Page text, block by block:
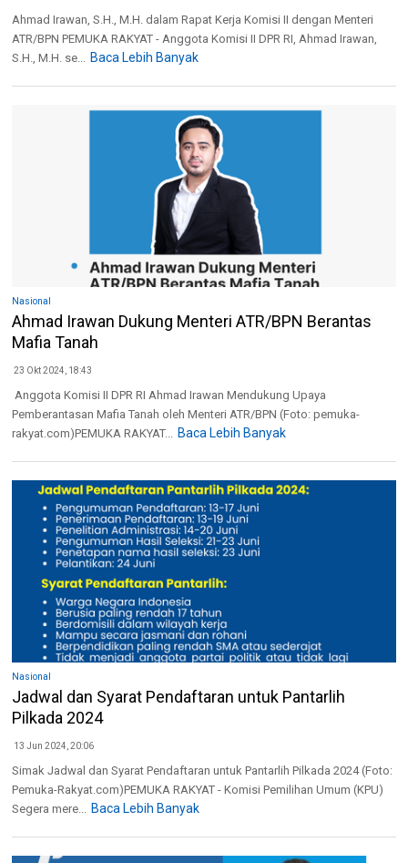
Ahmad Irawan, S.H., M.H. dalam Rapat Kerja Komisi II dengan Menteri
ATR/BPN PEMUKA RAKYAT - Anggota Komisi II DPR RI, Ahmad Irawan,
S.H., M.H. se... Baca Lebih Banyak
Nasional
Ahmad Irawan Dukung Menteri ATR/BPN Berantas
Mafia Tanah
23 Okt 2024, 18:43
Anggota Komisi II DPR RI Ahmad Irawan Mendukung Upaya
Pemberantasan Mafia Tanah oleh Menteri ATR/BPN (Foto: pemuka-
rakyat.com)PEMUKA RAKYAT... Baca Lebih Banyak
Nasional
Jadwal dan Syarat Pendaftaran untuk Pantarlih
Pilkada 2024
13 Jun 2024, 20:06
Simak Jadwal dan Syarat Pendaftaran untuk Pantarlih Pilkada 2024 (Foto:
Pemuka-Rakyat.com)PEMUKA RAKYAT - Komisi Pemilihan Umum (KPU)
Segera mere... Baca Lebih Banyak